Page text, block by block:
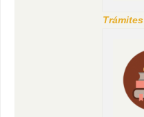
Trámites